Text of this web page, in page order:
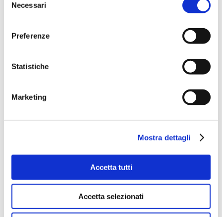
delNecessari
Preferenze
Statistiche
Marketing
Mostra dettagli
Accetta tutti
Accetta selezionati